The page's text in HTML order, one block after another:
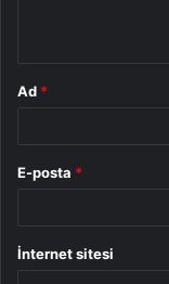
Ad *
E-posta *
İnternet sitesi